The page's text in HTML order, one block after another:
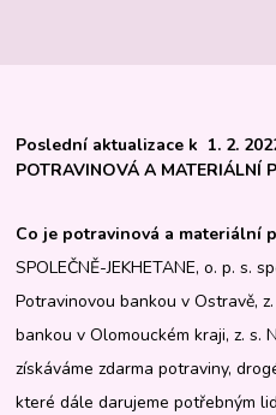
Poslední aktualizace k 1. 2.
POTRAVINOVÁ A MATERIÁLNÍ
Co je potravinová a materiální
SPOLEČNĚ-JEKHETANE, o. p. s.
Potravinovou bankou v Ostravě,
bankou v Olomouckém kraji, z. s.
získáváme zdarma potraviny,
které dále darujeme potřebným